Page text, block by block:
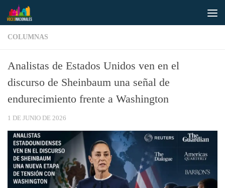
Saltar al contenido
COLUMNAS
Analistas de Estados Unidos ven en el
discurso de Sheinbaum una señal de
endurecimiento frente a Washington
1 DE JUNIO DE 2026